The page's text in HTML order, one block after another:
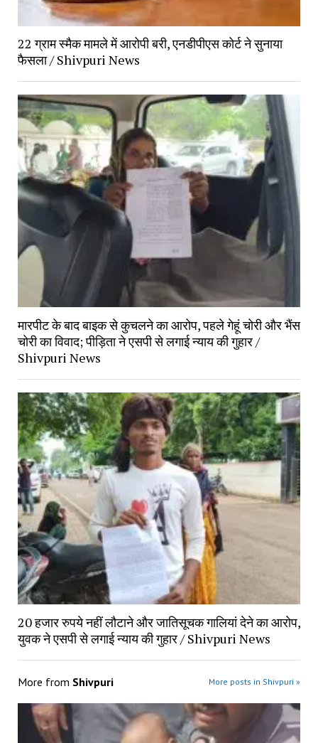
22 ग्राम स्मैक मामले में आरोपी बरी, एनडीपीएस कोर्ट ने सुनाया
फैसला / Shivpuri News
मारपीट के बाद बाइक से कुचलने का आरोप, पहले गेहूं चोरी और भैंस
चोरी का विवाद; पीड़िता ने एसपी से लगाई न्याय की गुहार /
Shivpuri News
20 हजार रुपये नहीं लौटाने और जातिसूचक गालियां देने का आरोप,
युवक ने एसपी से लगाई न्याय की गुहार / Shivpuri News
More from Shivpuri More posts in Shivpuri »